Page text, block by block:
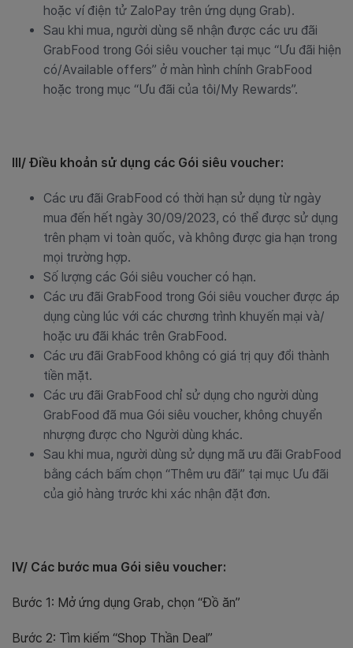
hoặc ví điện tử ZaloPay trên ứng dụng Grab).
Sau khi mua, người dùng sẽ nhận được các ưu đãi
GrabFood trong Gói siêu voucher tại mục “Ưu đãi hiện
có/Available offers” ở màn hình chính GrabFood
hoặc trong mục “Ưu đãi của tôi/My Rewards”.
III/ Điều khoản sử dụng các Gói siêu voucher:
Các ưu đãi GrabFood có thời hạn sử dụng từ ngày
mua đến hết ngày 30/09/2023, có thể được sử dụng
trên phạm vi toàn quốc, và không được gia hạn trong
mọi trường hợp.
Số lượng các Gói siêu voucher có hạn.
Các ưu đãi GrabFood trong Gói siêu voucher được áp
dụng cùng lúc với các chương trình khuyến mại và/
hoặc ưu đãi khác trên GrabFood.
Các ưu đãi GrabFood không có giá trị quy đổi thành
tiền mặt.
Các ưu đãi GrabFood chỉ sử dụng cho người dùng
GrabFood đã mua Gói siêu voucher, không chuyển
nhượng được cho Người dùng khác.
Sau khi mua, người dùng sử dụng mã ưu đãi GrabFood
bằng cách bấm chọn “Thêm ưu đãi” tại mục Ưu đãi
của giỏ hàng trước khi xác nhận đặt đơn.
IV/ Các bước mua Gói siêu voucher:
Bước 1: Mở ứng dụng Grab, chọn “Đồ ăn”
Bước 2: Tìm kiếm “Shop Thần Deal”